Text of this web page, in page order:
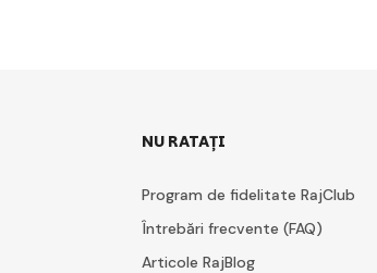
NU RATAȚI
Program de fidelitate RajClub
Întrebări frecvente (FAQ)
Articole RajBlog